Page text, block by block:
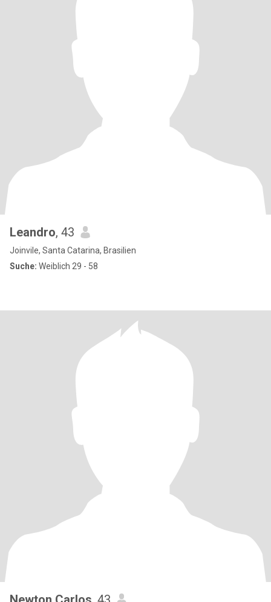
Leandro, 43
Joinvile, Santa Catarina, Brasilien
Suche: Weiblich 29 - 58